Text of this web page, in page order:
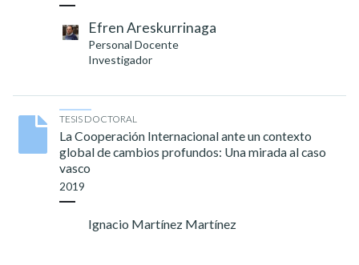
Efren Areskurrinaga
Personal Docente
Investigador
TESIS DOCTORAL
La Cooperación Internacional ante un contexto
global de cambios profundos: Una mirada al caso
vasco
2019
Ignacio Martínez Martínez